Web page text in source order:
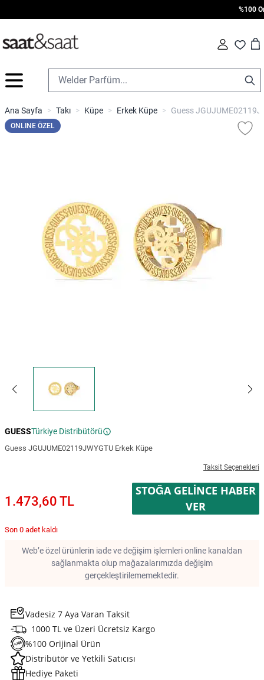
%100
Fav Cart
İçeriğe geç
Ana Sayfa > Takı > Küpe > Erkek Küpe > Guess
ONLINE ÖZEL
GUESSTürkiye Distribütörü
Guess JGUJUME02119JWYGTU Erkek Küpe
Taksit Seçenekleri
1.473,60 TL
STOĞA GELINCE HABER
VER
Son 0 adet kaldı
Web’e özel ürünlerin iade ve değişim işlemleri online kanaldan
sağlanmakta olup mağazalarımızda değişim
gerçekleştirilememektedir.
Vadesiz 7 Aya Varan Taksit
1000 TL ve Üzeri Ücretsiz Kargo
%100 Orijinal Ürün
Distribütör ve Yetkili Satıcısı
Hediye Paketi